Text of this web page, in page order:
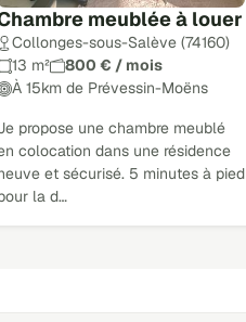
meublée à louer
Collonges-sous-Salève (74160)
13 m²
800 € / mois
À 15km de Prévessin-Moëns
propose une chambre meublé
colocation dans une résidence
et sécurisé. 5 minutes à pied
la d…